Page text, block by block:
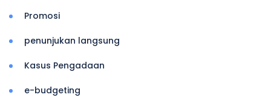
Promosi
penunjukan langsung
Kasus Pengadaan
e-budgeting